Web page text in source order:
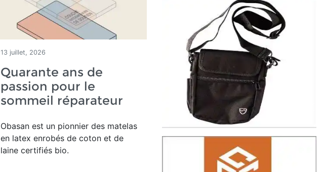
13 juillet, 2026
Quarante ans de
passion pour le
sommeil réparateur
Obasan est un pionnier des matelas
en latex enrobés de coton et de
laine certifiés bio.